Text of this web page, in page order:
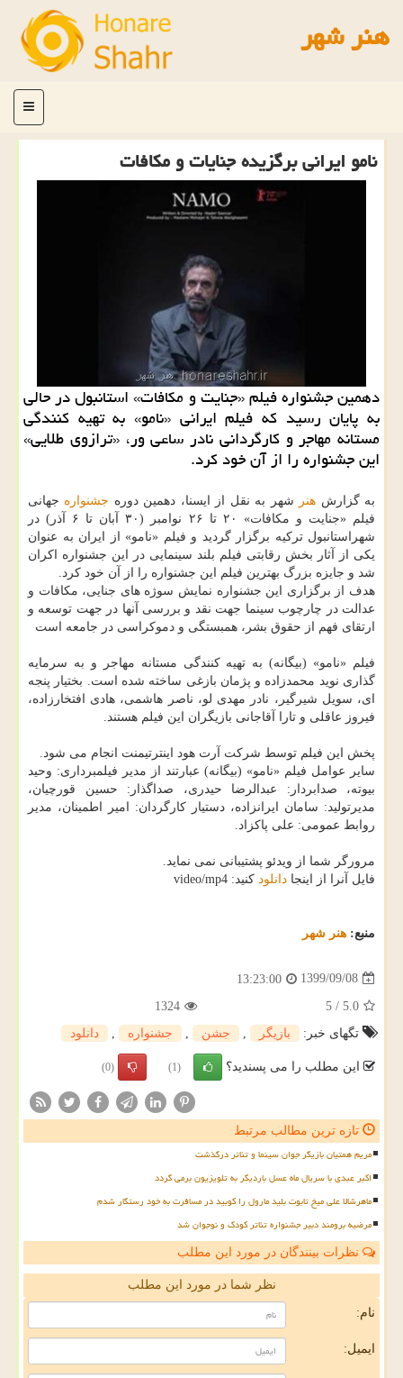
هنر شهر
منو
نامو ایرانی برگزیده جنایات و مكافات
دهمین جشنواره فیلم «جنایت و مكافات» استانبول در حالی
به پایان رسید كه فیلم ایرانی «نامو» به تهیه كنندگی
مستانه مهاجر و كارگردانی نادر ساعی ور، «ترازوی طلایی»
این جشنواره را از آن خود كرد.
به گزارش هنر شهر به نقل از ایسنا، دهمین دوره جشنواره جهانی
فیلم «جنایت و مکافات» ۲۰ تا ۲۶ نوامبر (۳۰ آبان تا ۶ آذر) در
شهراستانبول ترکیه برگزار گردید و فیلم «نامو» از ایران به عنوان
یکی از آثار بخش رقابتی فیلم بلند سینمایی در این جشنواره اکران
شد و جایزه بزرگ بهترین فیلم این جشنواره را از آن خود کرد.
هدف از برگزاری این جشنواره نمایش سوژه های جنایی، مکافات و
عدالت در چارچوب سینما جهت نقد و بررسی آنها در جهت توسعه و
ارتقای فهم از حقوق بشر، همبستگی و دموکراسی در جامعه است
فیلم «نامو» (بیگانه) به تهیه کنندگی مستانه مهاجر و به سرمایه
گذاری نوید محمدزاده و پژمان بازغی ساخته شده است. بختیار پنجه
ای، سویل شیرگیر، نادر مهدی لو، ناصر هاشمی، هادی افتخارزاده،
فیروز عاقلی و تارا آقاجانی بازیگران این فیلم هستند.
پخش این فیلم توسط شرکت آرت هود اینترتیمنت انجام می شود.
سایر عوامل فیلم «نامو» (بیگانه) عبارتند از مدیر فیلمبرداری: وحید
بیوته، صدابردار: عبدالرضا حیدری، صداگذار: حسین قورچیان،
مدیرتولید: سامان ایرانزاده، دستیار کارگردان: امیر اطمینان، مدیر
روابط عمومی: علی پاکزاد.
مرورگر شما از ویدئو پشتیبانی نمی نماید.
فایل آنرا از اینجا دانلود کنید: video/mp4
منبع: هنر شهر
1399/09/08
13:23:00
5.0
/
5
1324
تگهای خبر:
بازیگر جشن جشنواره دانلود
این مطلب را می پسندید؟ (1)
(0)
تازه ترین مطالب مرتبط
مریم همتیان بازیگر جوان سینما و تئاتر درگذشت
اکبر عبدی با سریال ماه عسل باردیگر به تلویزیون برمی گردد
ماهرشالا علی میخ تابوت بلید مارول را کوبید در مسافرت به خود رستگار شدم
مرضیه برومند دبیر جشنواره تئاتر کودک و نوجوان شد
نظرات بینندگان در مورد این مطلب
نظر شما در مورد این مطلب
نام:
ایمیل: